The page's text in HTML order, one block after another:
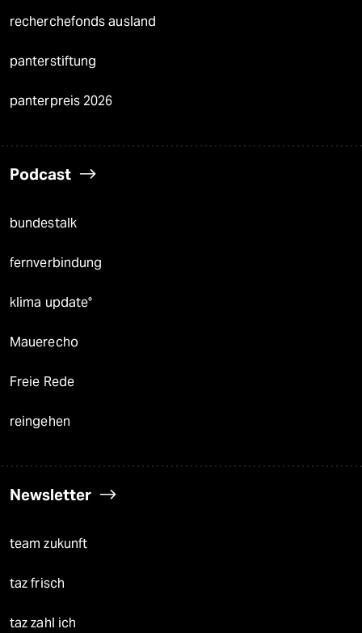
recherchefonds ausland
panterstiftung
panterpreis 2026
Podcast
bundestalk
fernverbindung
klima update°
Mauerecho
Freie Rede
reingehen
Newsletter
team zukunft
taz frisch
taz zahl ich